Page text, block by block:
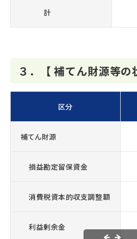
計
３．【 補てん財源等の
区分
補てん財源
損益勘定留保資金
消費税資本的収支調整額
利益剰余金